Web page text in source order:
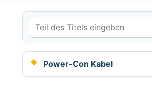
Teil des Titels eingeben
Power-Con Kabel